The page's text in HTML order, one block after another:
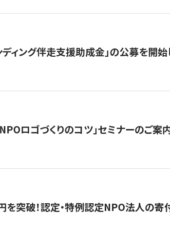
ディング伴走支援助成金」の公募を開
ロゴづくりのコツ」セミナーのご案内
突破！認定・特例認定NPO法人の